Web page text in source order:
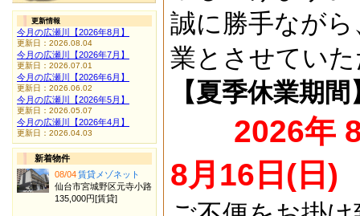
誠に勝手なが
業とさせてい
【夏季休業期間
2026年
8月16日(日)
更新情報
今月の広瀬川【2026年8月】
更新日：2026.08.04
今月の広瀬川【2026年7月】
更新日：2026.07.01
今月の広瀬川【2026年6月】
更新日：2026.06.02
今月の広瀬川【2026年5月】
更新日：2026.05.07
今月の広瀬川【2026年4月】
更新日：2026.04.03
新着物件
08/04賃貸メゾネット
仙台市宮城野区元寺小路
135,000円[賃貸]